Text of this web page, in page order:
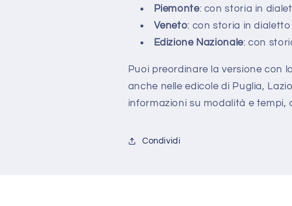
Piemonte: con storia in
Veneto: con storia in
Edizione Nazionale: con
Puoi preordinare la versione con
anche nelle edicole di Puglia,
informazioni su modalità e tempi,
Condividi